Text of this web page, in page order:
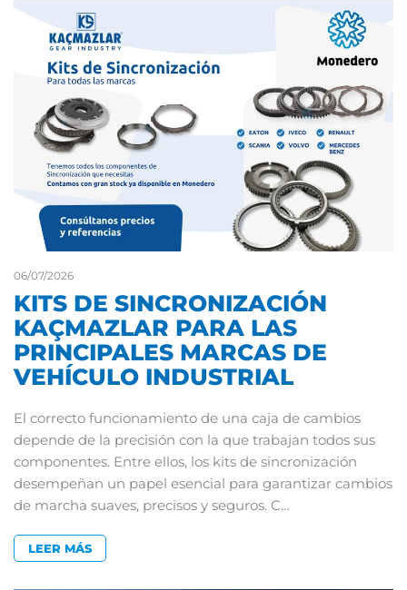
06/07/2026
KITS DE SINCRONIZACIÓN
KAÇMAZLAR PARA LAS
PRINCIPALES MARCAS DE
VEHÍCULO INDUSTRIAL
El correcto funcionamiento de una caja de cambios
depende de la precisión con la que trabajan todos sus
componentes. Entre ellos, los kits de sincronización
desempeñan un papel esencial para garantizar cambios
de marcha suaves, precisos y seguros. C…
LEER MÁS